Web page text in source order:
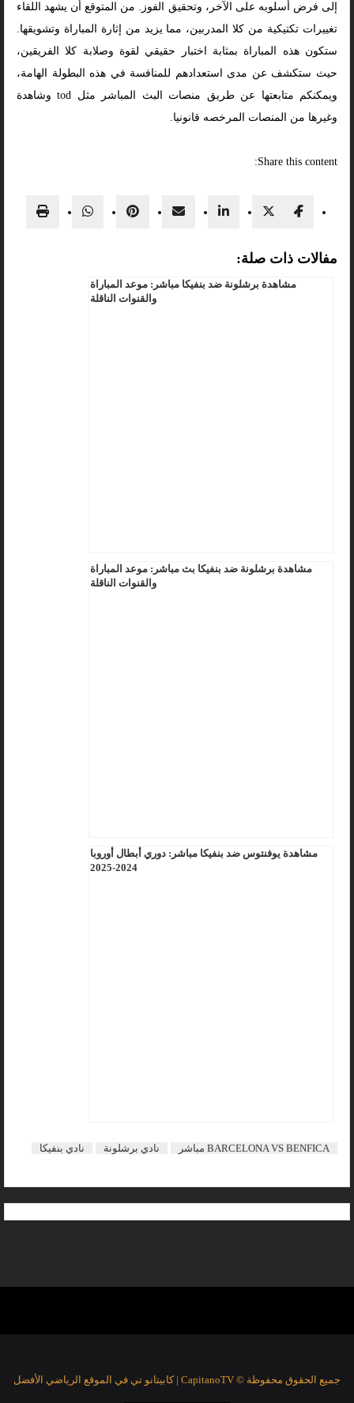
إلى فرض أسلوبه على الآخر، وتحقيق الفوز. من المتوقع أن يشهد اللقاء
تغييرات تكتيكية من كلا المدربين، مما يزيد من إثارة المباراة وتشويقها.
ستكون هذه المباراة بمثابة اختبار حقيقي لقوة وصلابة كلا الفريقين،
حيث ستكشف عن مدى استعدادهم للمنافسة في هذه البطولة الهامة،
ويمكنكم متابعتها عن طريق منصات البث المباشر مثل tod وشاهدة
وغيرها من المنصات المرخصه قانونيا.
Share this content:
مفالات ذات صلة:
مشاهدة برشلونة ضد بنفيكا مباشر: موعد المباراة
والقنوات الناقلة
مشاهدة برشلونة ضد بنفيكا بث مباشر: موعد المباراة
والقنوات الناقلة
مشاهدة يوفنتوس ضد بنفيكا مباشر: دوري أبطال أوروبا
2024-2025
BARCELONA VS BENFICA مباشر نادي برشلونة نادي بنفيكا
جميع الحقوق محفوظة © CapitanoTV | كابيتانو تي في الموقع الرياضي الأفضل